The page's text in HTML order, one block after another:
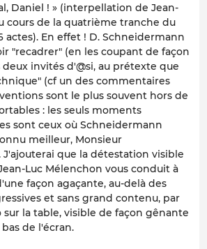
Daniel ! » (interpellation de Jean-
cours de la quatrième tranche du
En effet ! D. Schneidermann
"recadrer" (en les coupant de façon
invités d'@si, au prétexte que
(cfun des commentaires
sont le plus souvent hors de
: les seuls moments
sont ceux où Schneidermann
meilleur, Monsieur
J'ajouterai que la détestation visible
Luc Mélenchon vous conduit à
façon agaçante, au-delà des
et sans grand contenu, par
la table, visible de façon gênante
de l'écran.